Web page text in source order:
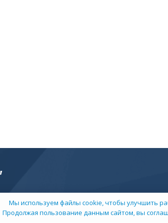
Мы используем файлы cookie, чтобы улучшить
Продолжая пользование данным сайтом, вы